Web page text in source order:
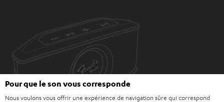
Pour que le son vous corresponde
Nous voulons vous offrir une expérience de navigation sûre qui correspond